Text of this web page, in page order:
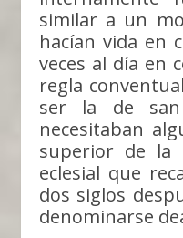
similar a un
hacían vida en
veces al día en
regla
ser la de
necesitaban
superior de la
eclesial que
dos siglos
denominarse